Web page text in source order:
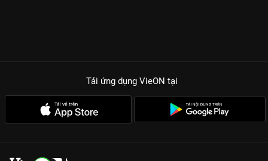
Tải ứng dụng VieON tại